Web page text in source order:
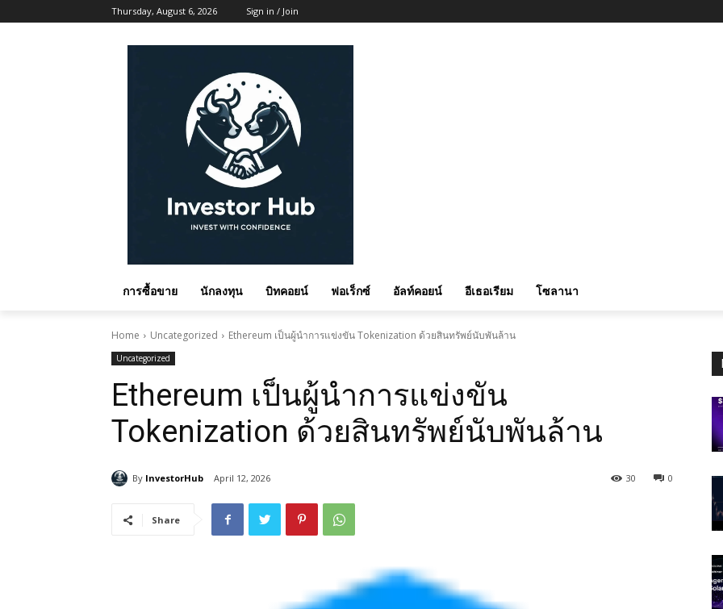
Thursday, August 6, 2026 Sign in / Join
การซื้อขาย นักลงทุน บิทคอยน์ ฟอเร็กซ์ อัลท์คอยน์ อีเธอเรียม โซลานา
Home Uncategorized Ethereum เป็นผู้นำการแข่งขัน Tokenization ด้วยสินทรัพย์นับพันล้าน
Uncategorized
Ethereum เป็นผู้นำการแข่งขัน
Tokenization ด้วยสินทรัพย์นับพันล้าน
By InvestorHub April 12, 2026 0
30
Share